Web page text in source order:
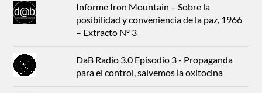
Informe Iron Mountain – Sobre la
posibilidad y conveniencia de la paz, 1966
– Extracto Nº 3
DaB Radio 3.0 Episodio 3 - Propaganda
para el control, salvemos la oxitocina